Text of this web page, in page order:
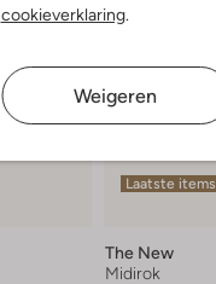
cookieverklaring.
Weigeren
Laatste items
The New
Midirok